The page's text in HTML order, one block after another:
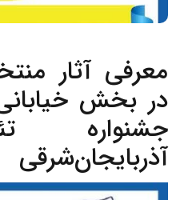
معرفی آثار
در بخش
جشنواره
آذربایجان‌شرقی